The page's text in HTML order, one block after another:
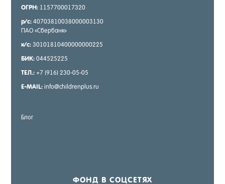
ОГРН: 1157700017320
р/с: 40703810038000003130
ПАО «Сбер­банк»
к/с: 30101810400000000225
БИК: 044525225
ТЕЛ.: +7 (916) 230-05-05
E-MAIL: info@childrenplus.ru
Блог
ФОНД В СОЦ­СЕ­ТЯХ